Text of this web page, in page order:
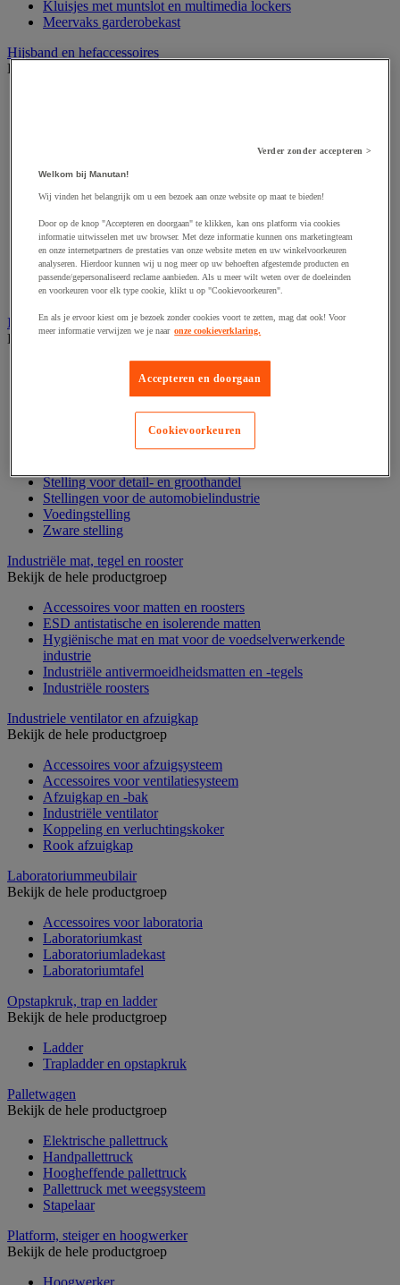
Kluisjes met muntslot en multimedia lockers
Meervaks garderobekast
Hijsband en hefaccessoires
Bekijk de hele productgroep
Hijspoelie en -katrol
Hijsring
Kopschakel en snelschakel
Sjorband en trekstang
Spanband
Stalen ketting
Touw en draad
Industriële en magazijnstellingen
Bekijk de hele productgroep
Draagarmstelling voor lange lasten
Entresol voor magazijn
Middelzware stelling
Stelling voor detail- en groothandel
Stellingen voor de automobielindustrie
Voedingstelling
Zware stelling
Industriële mat, tegel en rooster
Bekijk de hele productgroep
Accessoires voor matten en roosters
ESD antistatische en isolerende matten
Hygiënische mat en mat voor de voedselverwerkende
industrie
Industriële antivermoeidheidsmatten en -tegels
Industriële roosters
Industriele ventilator en afzuigkap
Bekijk de hele productgroep
Accessoires voor afzuigsysteem
Accessoires voor ventilatiesysteem
Afzuigkap en -bak
Industriële ventilator
Koppeling en verluchtingskoker
Rook afzuigkap
Laboratoriummeubilair
Bekijk de hele productgroep
Accessoires voor laboratoria
Laboratoriumkast
Laboratoriumladekast
Laboratoriumtafel
Opstapkruk, trap en ladder
Bekijk de hele productgroep
Ladder
Trapladder en opstapkruk
Palletwagen
Bekijk de hele productgroep
Elektrische pallettruck
Handpallettruck
Hoogheffende pallettruck
Pallettruck met weegsysteem
Stapelaar
Platform, steiger en hoogwerker
Bekijk de hele productgroep
Hoogwerker
Verder zonder accepteren >
Welkom bij Manutan!
Wij vinden het belangrijk om u een bezoek aan onze website op maat te bieden!
Door op de knop "Accepteren en doorgaan" te klikken, kan ons platform via cookies
informatie uitwisselen met uw browser. Met deze informatie kunnen ons marketingteam
en onze internetpartners de prestaties van onze website meten en uw winkelvoorkeuren
analyseren. Hierdoor kunnen wij u nog meer op uw behoeften afgestemde producten en
passende/gepersonaliseerd reclame aanbieden. Als u meer wilt weten over de doeleinden
en voorkeuren voor elk type cookie, klikt u op "Cookievoorkeuren".
En als je ervoor kiest om je bezoek zonder cookies voort te zetten, mag dat ook! Voor
meer informatie verwijzen we je naar onze cookieverklaring.
Accepteren en doorgaan
Cookievoorkeuren